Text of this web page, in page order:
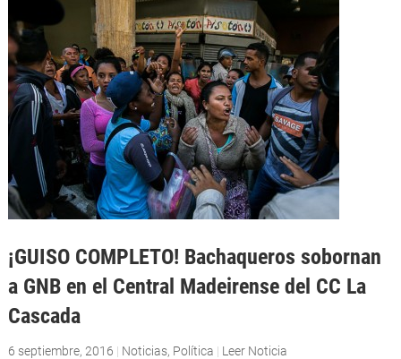
¡GUISO COMPLETO! Bachaqueros sobornan
a GNB en el Central Madeirense del CC La
Cascada
6 septiembre, 2016 | Noticias, Política | Leer Noticia